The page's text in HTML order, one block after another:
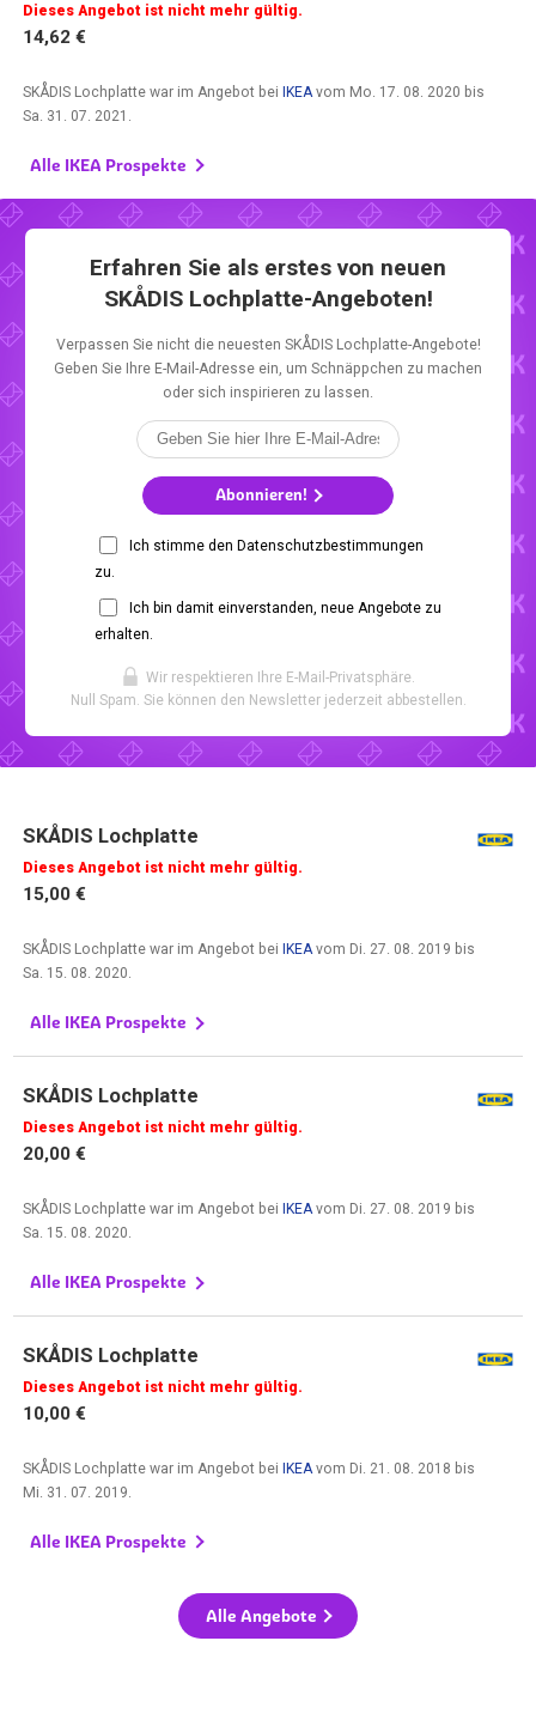
Dieses Angebot ist nicht mehr gültig.
14,62 €
SKÅDIS Lochplatte war im Angebot beiIKEA vom Mo. 17. 08. 2020 bis
Sa. 31. 07. 2021
Alle IKEA Prospekte
Erfahren Sie als erstes von neuen
SKÅDIS Lochplatte-Angeboten!
Verpassen Sie nicht die neuesten SKÅDIS Lochplatte-Angebote!
Geben Sie Ihre E-Mail-Adresse ein, um Schnäppchen zu machen
oder sich inspirieren zu lassen.
Abonnieren!
Ich stimme den Datenschutzbestimmungen
zu.
Ich bin damit einverstanden, neue Angebote zu
erhalten.
Wir respektieren Ihre E-Mail-Privatsphäre.
Null Spam. Sie können den Newsletter jederzeit abbestellen.
SKÅDIS Lochplatte
Dieses Angebot ist nicht mehr gültig.
15,00 €
SKÅDIS Lochplatte war im Angebot bei IKEAvom Di. 27. 08. 2019 bis
Sa. 15. 08. 2020.
Alle IKEA Prospekte
SKÅDIS Lochplatte
Dieses Angebot ist nicht mehr gültig.
20,00 €
SKÅDIS Lochplatte war im Angebot bei IKEAvom Di. 27. 08. 2019 bis
Sa. 15. 08. 2020.
Alle IKEA Prospekte
SKÅDIS Lochplatte
Dieses Angebot ist nicht mehr gültig.
10,00 €
SKÅDIS Lochplatte war im Angebot bei IKEAvom Di. 21. 08. 2018 bis
Mi. 31. 07. 2019.
Alle IKEA Prospekte
Alle Angebote